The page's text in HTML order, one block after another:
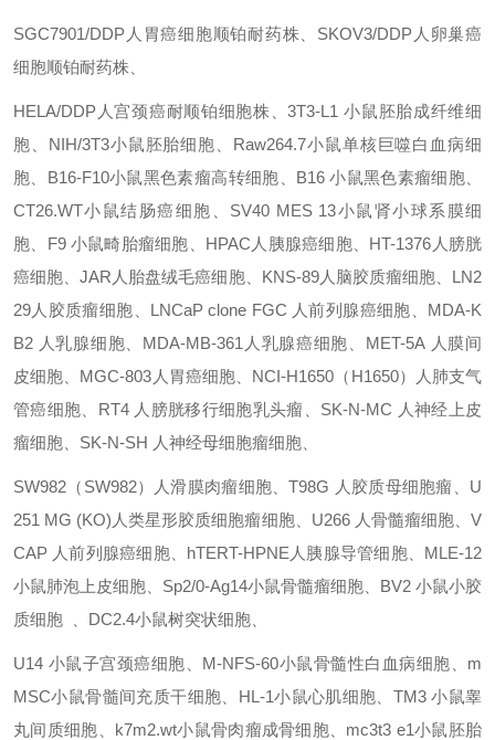
SGC7901/DDP人胃癌细胞顺铂耐药株
SKOV3/DDP人卵巢癌
细胞顺铂耐药株
HELA/DDP人宫颈癌耐顺铂细胞株 、3T3-L1 小鼠胚胎成纤维细
胞
NIH/3T3小鼠胚胎细胞
Raw264.7小鼠单核巨噬白血病细
胞
B16-F10小鼠黑色素瘤高转细胞 B16 小鼠黑色素瘤细胞
CT26.WT小鼠结肠癌细胞
SV40 MES 13小鼠肾小球系膜细
胞
F9 小鼠畸胎瘤细胞 HPAC人胰腺癌细胞、 HT-1376人膀胱
癌细胞 、JAR人胎盘绒毛癌细胞、 KNS-89人脑胶质瘤细胞
LN2
29人胶质瘤细胞
LNCaP clone FGC 人前列腺癌细胞
MDA-K
B2 人乳腺细胞 MDA-MB-361人乳腺癌细胞 MET-5A 人膜间
皮细胞
MGC-803人胃癌细胞 NCI-H1650 （ H1650）
人肺支气
管癌细胞
RT4 人膀胱移行细胞乳头瘤 SK-N-MC 人神经上皮
瘤细胞
SK-N-SH 人神经母细胞瘤细胞
SW982 （ SW982） 人滑膜肉瘤细胞 、T98G 人胶质母细胞瘤
U
251 MG (KO)人类星形胶质细胞瘤细胞、 U266 人骨髓瘤细胞、V
CAP 人前列腺癌细胞、 hTERT-HPNE人胰腺导管细胞、 MLE-12
小鼠肺泡上皮细胞
Sp2/0-Ag14小鼠骨髓瘤细胞
BV2 小鼠小胶
质细胞
DC2.4小鼠树突状细胞
U14 小鼠子宫颈癌细胞 M-NFS-60小鼠骨髓性白血病细胞
m
MSC小鼠骨髓间充质干细胞
HL-1小鼠心肌细胞 TM3 小鼠睾
丸间质细胞
k7m2.wt小鼠骨肉瘤成骨细胞
mc3t3 e1小鼠胚胎